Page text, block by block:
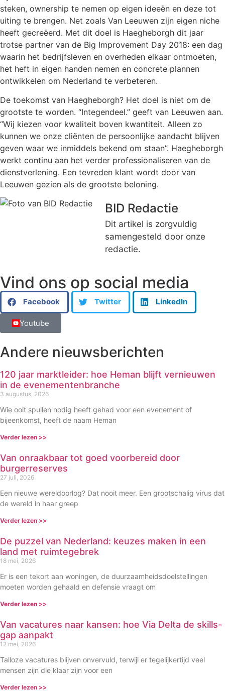
steken, ownership te nemen op eigen ideeën en deze tot
uiting te brengen. Net zoals Van Leeuwen zijn eigen niche
heeft gecreëerd. Met dit doel is Haegheborgh dit jaar
trotse partner van de Big Improvement Day 2018: een dag
waarin het bedrijfsleven en overheden elkaar ontmoeten,
het heft in eigen handen nemen en concrete plannen
ontwikkelen om Nederland te verbeteren.
De toekomst van Haegheborgh? Het doel is niet om de
grootste te worden. “Integendeel.” geeft van Leeuwen aan.
“Wij kiezen voor kwaliteit boven kwantiteit. Alleen zo
kunnen we onze cliënten de persoonlijke aandacht blijven
geven waar we inmiddels bekend om staan”. Haegheborgh
werkt continu aan het verder professionaliseren van de
dienstverlening. Een tevreden klant wordt door van
Leeuwen gezien als de grootste beloning.
BID Redactie
Dit artikel is zorgvuldig
samengesteld door onze
redactie.
Vind ons op social media
Facebook Twitter LinkedIn
Youtube
Andere nieuwsberichten
120 jaar marktleider: hoe Heman blijft vernieuwen
in de evenementenbranche
3 augustus, 2026
Wie ooit spullen nodig heeft gehad voor een evenement of
bijeenkomst, heeft de naam Heman
Verder lezen >>
Van onraakbaar tot goed voorbereid door
burgerreserves
27 juli, 2026
Een nieuwe wereldoorlog? Dat nooit meer. Een grootschalig virus dat
de wereld in haar greep
Verder lezen >>
De puzzel van Nederland: keuzes maken in een
land met ruimtegebrek
18 mei, 2026
Er is een tekort aan woningen, de duurzaamheidsdoelstellingen
moeten worden gehaald en defensie vraagt om
Verder lezen >>
Van vacatures naar kansen: hoe Via Delta de skills-
gap aanpakt
12 mei, 2026
Talloze vacatures blijven onvervuld, terwijl er tegelijkertijd veel
mensen zijn die klaar zijn voor een
Verder lezen >>